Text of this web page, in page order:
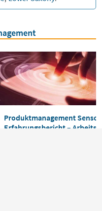
Produktmanagement
Erfahrungsbericht –